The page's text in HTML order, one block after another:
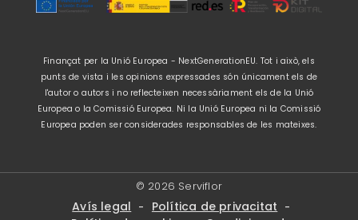
Finançat per la Unió Europea - NextGenerationEU. Tot i això, els
punts de vista i les opinions expressades són únicament els de
l'autor o autors i no reflecteixen necessàriament els de la Unió
Europea o la Comissió Europea. Ni la Unió Europea ni la Comissió
Europea poden ser considerades responsables de les mateixes.
© 2026 Serviflor
Avís legal - Política de privacitat -